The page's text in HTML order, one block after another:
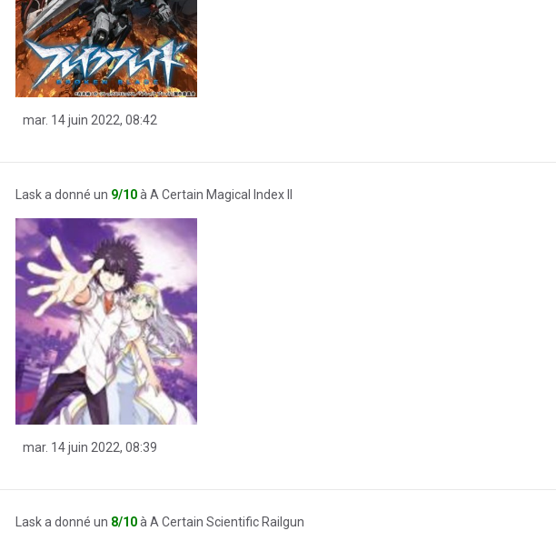
mar. 14 juin 2022, 08:42
Lask a donné un 9/10à A Certain Magical Index II
mar. 14 juin 2022, 08:39
Lask a donné un 8/10à A Certain Scientific Railgun